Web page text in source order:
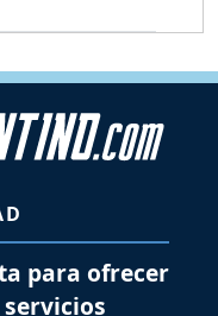
para ofrecer